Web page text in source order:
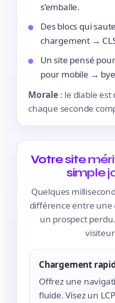
s’emballe.
Des blocs qui
chargement →
Un site pensé
pour mobile →
Morale: le diable est
chaque seconde
Votre site
simple
Quelques
différence entre
un prospect
Chargement
Offrez une
fluide. Visez un